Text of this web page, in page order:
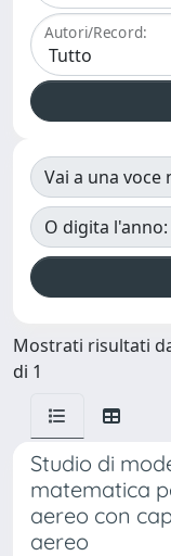
Autori/Record:
Vai a una voce
O digita l'anno:
Mostrati risultati
di 1
Studio di
matematica
aereo con
aereo